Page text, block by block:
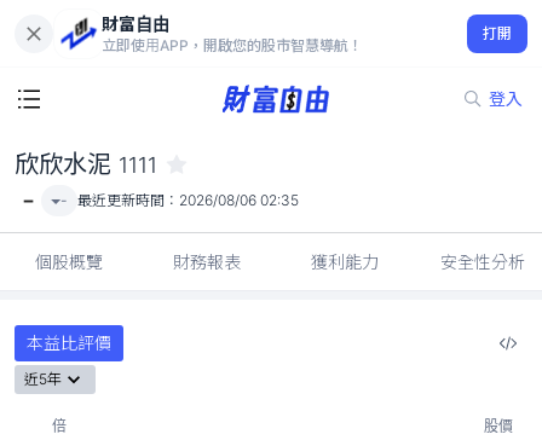
財富自由
立即使用APP，開啟您的股市智慧導航！
打開
登入
-
欣欣水泥 1111
- - 最近更新時間： 2026/08/06 02:35
個股概覽 財務報表 獲利能力 安全性分析
本益比評價
近5年